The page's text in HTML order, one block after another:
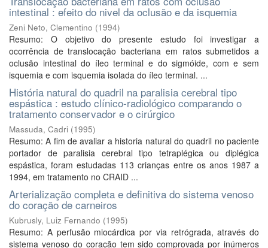
intestinal : efeito do nivel da oclusão e da isquemia
Zeni Neto, Clementino (1994)
Resumo: O objetivo do presente estudo foi investigar a
ocorrência de translocação bacteriana em ratos submetidos a
oclusão intestinal do íleo terminal e do sigmóide, com e sem
isquemia e com isquemia isolada do íleo terminal. ...
História natural do quadril na paralisia cerebral tipo
espástica : estudo clínico-radiológico comparando o
tratamento conservador e o cirúrgico
Massuda, Cadri (1995)
Resumo: A fim de avaliar a historia natural do quadril no paciente
portador de paralisia cerebral tipo tetraplégica ou diplégica
espástica, foram estudadas 113 crianças entre os anos 1987 a
1994, em tratamento no CRAID ...
Arterialização completa e definitiva do sistema venoso
do coração de carneiros
Kubrusly, Luiz Fernando (1995)
Resumo: A perfusão miocárdica por via retrógrada, através do
sistema venoso do coração tem sido comprovada por inúmeros